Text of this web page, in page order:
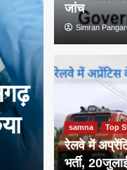
DFO
जांच
Simran
samna Top
रेलवे में
भर्ती,